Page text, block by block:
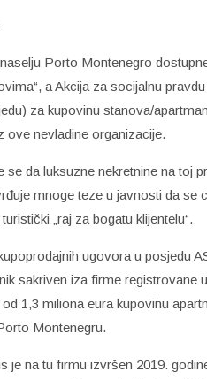
Porto Montenegro
a Akcija za socijalnu
za kupovinu stanova/
ove nevladine organizacije.
se da luksuzne nekretnine na toj
mnoge teze u javnosti da se
„raj za bogatu klijentelu“.
ugovora u posjedu
sakriven iza firme registrovane
1,3 miliona eura kupovinu
Montenegru.
je na tu firmu izvršen 2019.